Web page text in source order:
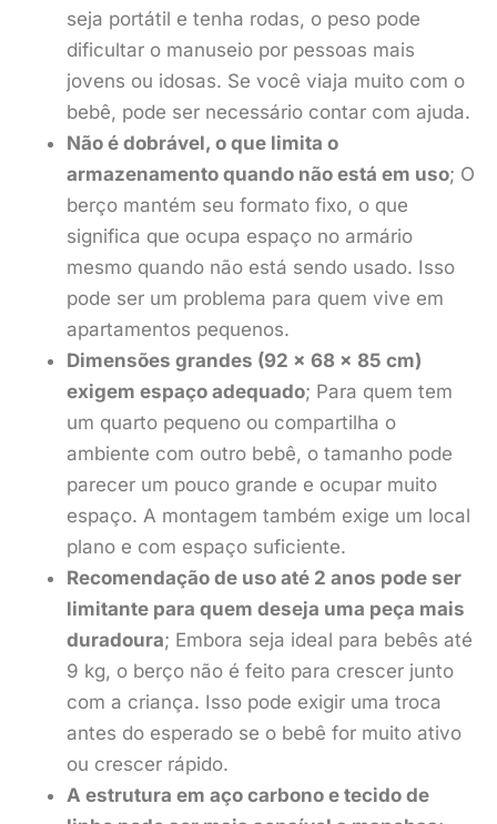
seja portátil e tenha rodas, o peso pode
dificultar o manuseio por pessoas mais
jovens ou idosas. Se você viaja muito com o
bebê, pode ser necessário contar com ajuda.
Não é dobrável, o que limita o
armazenamento quando não está em uso; O
berço mantém seu formato fixo, o que
significa que ocupa espaço no armário
mesmo quando não está sendo usado. Isso
pode ser um problema para quem vive em
apartamentos pequenos.
Dimensões grandes (92 x 68 x 85 cm)
exigem espaço adequado; Para quem tem
um quarto pequeno ou compartilha o
ambiente com outro bebê, o tamanho pode
parecer um pouco grande e ocupar muito
espaço. A montagem também exige um local
plano e com espaço suficiente.
Recomendação de uso até 2 anos pode ser
limitante para quem deseja uma peça mais
duradoura; Embora seja ideal para bebês até
9 kg, o berço não é feito para crescer junto
com a criança. Isso pode exigir uma troca
antes do esperado se o bebê for muito ativo
ou crescer rápido.
A estrutura em aço carbono e tecido de